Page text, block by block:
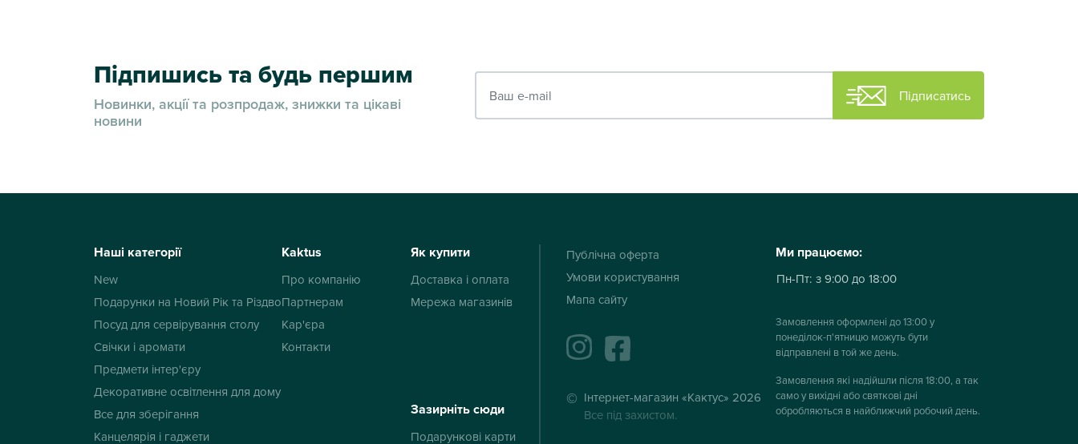
Підпишись та будь першим
Новинки, акції та розпродаж, знижки та цікаві
новини
Підписатись
Наші категорії
New
Подарунки на Новий Рік та Різдво
Посуд для сервірування столу
Свічки і аромати
Предмети інтер'єру
Декоративне освітлення для дому
Все для зберігання
Канцелярія і гаджети
Kaktus
Про компанію
Партнерам
Кар'єра
Контакти
Як купити
Доставка і оплата
Мережа магазинів
Зазирніть сюди
Подарункові карти
Публічна оферта
Умови користування
Мапа сайту
instagramfacebook
Інтернет-магазин «Кактус» 2026
Все під захистом.
Ми працюємо:
Пн-Пт: з 9:00 до 18:00
Замовлення оформлені до 13:00 у
понеділок-п'ятницю можуть бути
відправлені в той же день.
Замовлення які надійшли після 18:00, а так
само у вихідні або святкові дні
обробляються в найближчий робочий день.